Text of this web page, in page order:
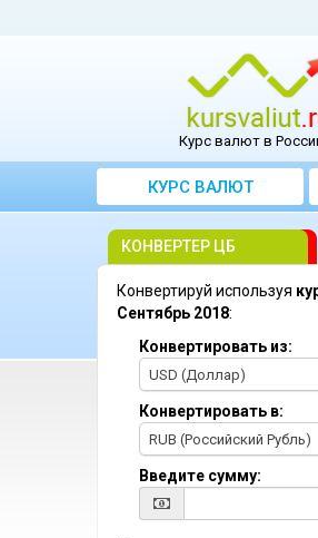
Курс валют в
КУРС ВАЛЮТ
КОНВЕРТЕР ЦБ
Конвертируй используя
Сентябрь 2018:
Конвертировать из:
USD (Доллар)
Конвертировать в:
RUB (Российский Рубль)
Введите сумму: